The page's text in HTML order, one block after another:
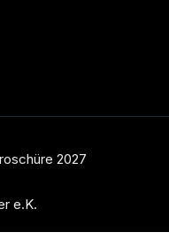
2027
e.K.